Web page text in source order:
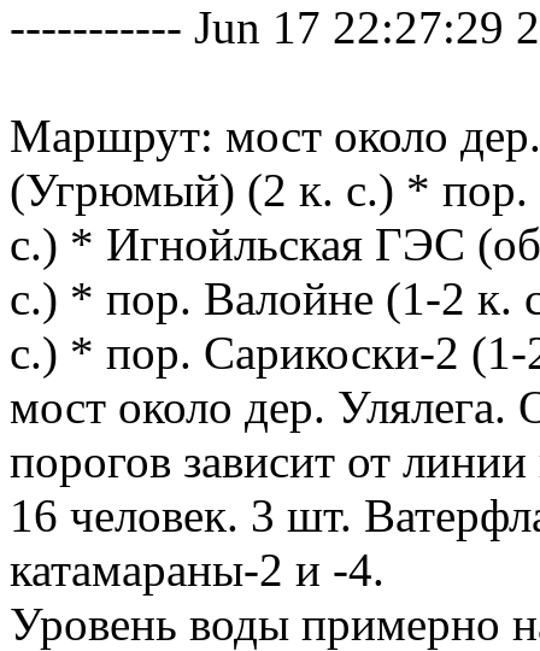
----------- Jun 17 22:27:29
Маршрут: мост около
(Угрюмый) (2 к. с.) * пор.
с.) * Игнойльская ГЭС
с.) * пор. Валойне (1-2 к.
с.) * пор. Сарикоски-2
мост около дер.
порогов зависит от
16 человек. 3 шт.
катамараны-2 и -4.
Уровень воды примерно